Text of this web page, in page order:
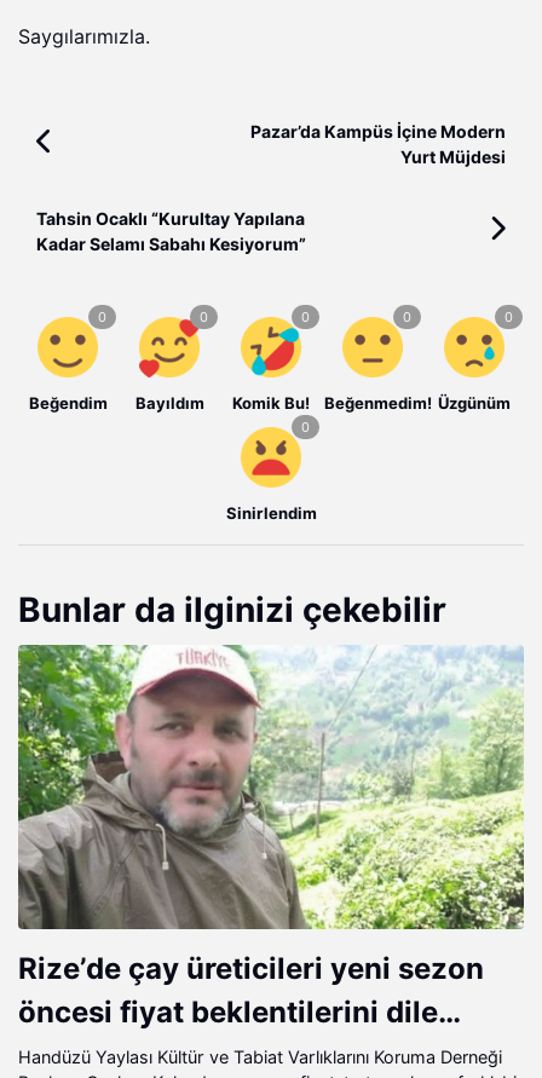
Saygılarımızla.
Pazar’da Kampüs İçine Modern
Yurt Müjdesi
Tahsin Ocaklı “Kurultay Yapılana
Kadar Selamı Sabahı Kesiyorum”
Beğendim Bayıldım Komik Bu! Beğenmedim! Üzgünüm
Sinirlendim
Bunlar da ilginizi çekebilir
Rize’de çay üreticileri yeni sezon
öncesi fiyat beklentilerini dile
getiriyor.
Handüzü Yaylası Kültür ve Tabiat Varlıklarını Koruma Derneği